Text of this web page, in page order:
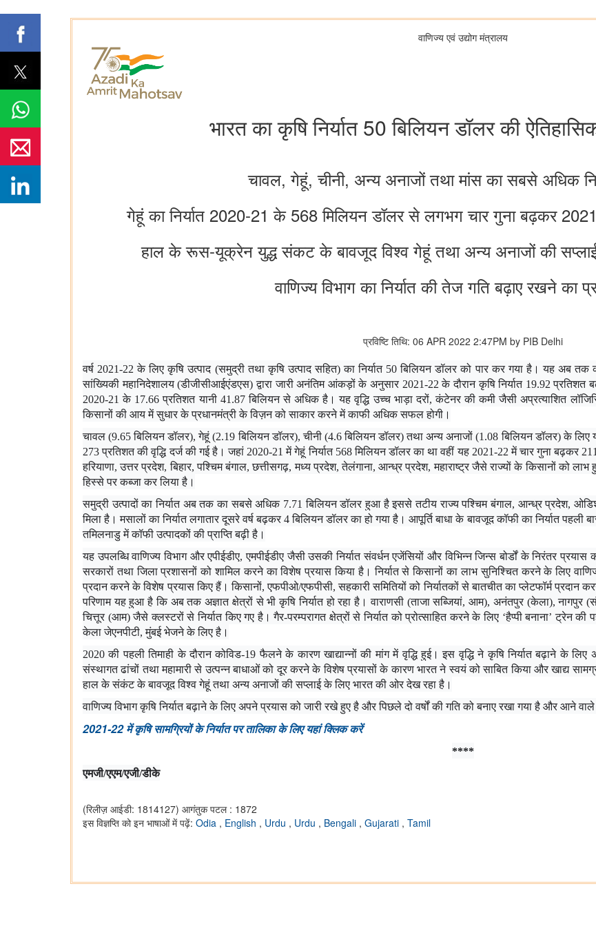
वाणिज्‍य एवं उद्योग मंत्रालय
भारत का कृषि निर्यात 50 बिलियन डॉलर की
चावल, गेहूं, चीनी, अन्य अनाजों तथा मांस का सबसे अधिक
गेहूं का निर्यात 2020-21 के 568 मिलियन डॉलर से लगभग चार गुना बढ़कर
हाल के रूस-यूक्रेन युद्ध संकट के बावजूद विश्व गेहूं तथा अन्य अनाजों की
वाणिज्य विभाग का निर्यात की तेज गति बढ़ाए रखने का
प्रविष्टि तिथि: 06 APR 2022 2:47PM by PIB Delhi
वर्ष 2021-22 के लिए कृषि उत्पाद (समुद्री तथा कृषि उत्पाद सहित) का निर्यात 50 बिलियन डॉलर को पार कर गया है। यह अब तक
सांख्यिकी महानिदेशालय (डीजीसीआईएंडएस) द्वारा जारी अनंतिम आंकड़ों के अनुसार 2021-22 के दौरान कृषि निर्यात 19.92 प्रतिशत
2020-21 के 17.66 प्रतिशत यानी 41.87 बिलियन से अधिक है। यह वृद्धि उच्च भाड़ा दरों, कंटेनर की कमी जैसी अप्रत्याशित
किसानों की आय में सुधार के प्रधानमंत्री के विज़न को साकार करने में काफी अधिक सफल होगी।
चावल (9.65 बिलियन डॉलर), गेहूं (2.19 बिलियन डॉलर), चीनी (4.6 बिलियन डॉलर) तथा अन्य अनाजों (1.08 बिलियन डॉलर) के
273 प्रतिशत की वृद्धि दर्ज की गई है। जहां 2020-21 में गेहूं निर्यात 568 मिलियन डॉलर का था वहीं यह 2021-22 में चार गुना बढ़कर
हरियाणा, उत्तर प्रदेश, बिहार, पश्चिम बंगाल, छत्तीसगढ़, मध्य प्रदेश, तेलंगाना, आन्ध्र प्रदेश, महाराष्ट्र जैसे राज्यों के किसानों को
हिस्से पर कब्जा कर लिया है।
समुद्री उत्पादों का निर्यात अब तक का सबसे अधिक 7.71 बिलियन डॉलर हुआ है इससे तटीय राज्य पश्चिम बंगाल, आन्ध्र प्रदेश,
मिला है। मसालों का निर्यात लगातार दूसरे वर्ष बढ़कर 4 बिलियन डॉलर का हो गया है। आपूर्ति बाधा के बावजूद कॉफी का निर्यात
तमिलनाडु में कॉफी उत्पादकों की प्राप्ति बढ़ी है।
यह उपलब्धि वाणिज्य विभाग और एपीईडीए, एमपीईडीए जैसी उसकी निर्यात संवर्धन एजेंसियों और विभिन्न जिन्स बोर्डों के निरंतर प्रयास
सरकारों तथा जिला प्रशासनों को शामिल करने का विशेष प्रयास किया है। निर्यात से किसानों का लाभ सुनिश्चित करने के लिए
प्रदान करने के विशेष प्रयास किए हैं। किसानों, एफपीओ/एफपीसी, सहकारी समितियों को निर्यातकों से बातचीत का प्लेटफॉर्म
परिणाम यह हुआ है कि अब तक अज्ञात क्षेत्रों से भी कृषि निर्यात हो रहा है। वाराणसी (ताजा सब्जियां, आम), अनंतपुर (केला),
चित्तूर (आम) जैसे क्लस्टरों से निर्यात किए गए है। गैर-परम्परागत क्षेत्रों से निर्यात को प्रोत्साहित करने के लिए ‘हैप्पी बनाना’ ट्रेन की
केला जेएनपीटी, मुंबई भेजने के लिए है।
2020 की पहली तिमाही के दौरान कोविड-19 फैलने के कारण खाद्यान्नों की मांग में वृद्धि हुई। इस वृद्धि ने कृषि निर्यात बढ़ाने के
संस्थागत ढांचों तथा महामारी से उत्पन्न बाधाओं को दूर करने के विशेष प्रयासों के कारण भारत ने स्वयं को साबित किया और खाद्य
हाल के संकंट के बावजूद विश्व गेहूं तथा अन्य अनाजों की सप्लाई के लिए भारत की ओर देख रहा है।
वाणिज्य विभाग कृषि निर्यात बढ़ाने के लिए अपने प्रयास को जारी रखे हुए है और पिछले दो वर्षों की गति को बनाए रखा गया है और आने वाले
2021-22में कृषि सामग्रियों के निर्यात पर तालिका के लिए यहां क्लिक करें
****
एमजी/एएम/एजी/डीके
(रिलीज़ आईडी: 1814127) आगंतुक पटल : 1872
इस विज्ञप्ति को इन भाषाओं में पढ़ें: Odia , English , Urdu , Urdu , Bengali , Gujarati , Tamil